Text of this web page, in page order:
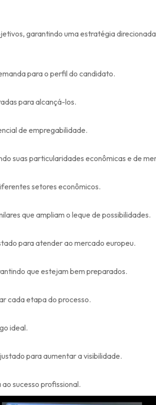
garantindo uma estratégia
para o perfil do candidato.
para alcançá-los.
de empregabilidade.
suas particularidades econômicas e de
setores econômicos.
que ampliam o leque de possibilidades.
para atender ao mercado europeu.
que estejam bem preparados.
cada etapa do processo.
ideal.
para aumentar a visibilidade.
sucesso profissional.